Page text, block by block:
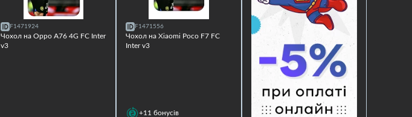
F1471924
Чохол на Oppo A76 4G FC Inter
v3
F1471556
Чохол на Xiaomi Poco F7 FC
Inter v3
+11 бонусів